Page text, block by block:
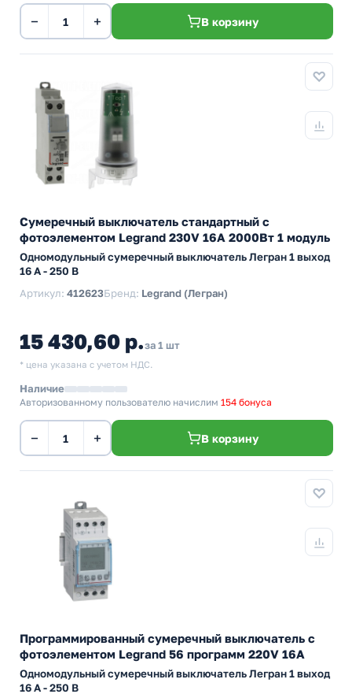
− + В корзину
Сумеречный выключатель стандартный с
фотоэлементом Legrand 230V 16А 2000Вт 1 модуль
Одномодульный сумеречный выключатель Легран 1 выход
16 A - 250 В
Артикул: 412623Бренд: Legrand (Легран)
15 430,60 р.за 1 шт
* цена указана с учетом НДС.
Наличие
Авторизованному пользователю начислим 154 бонуса
− + В корзину
Программированный сумеречный выключатель с
фотоэлементом Legrand 56 программ 220V 16А
Одномодульный сумеречный выключатель Легран 1 выход
16 A - 250 В